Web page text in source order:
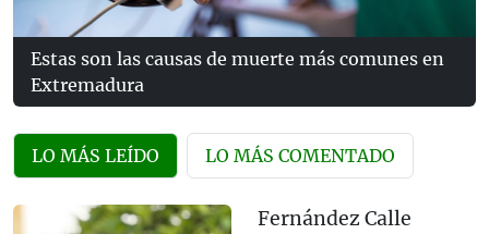
Estas son las causas de muerte más comunes en
Extremadura
LO MÁS LEÍDO LO MÁS COMENTADO
Fernández Calle